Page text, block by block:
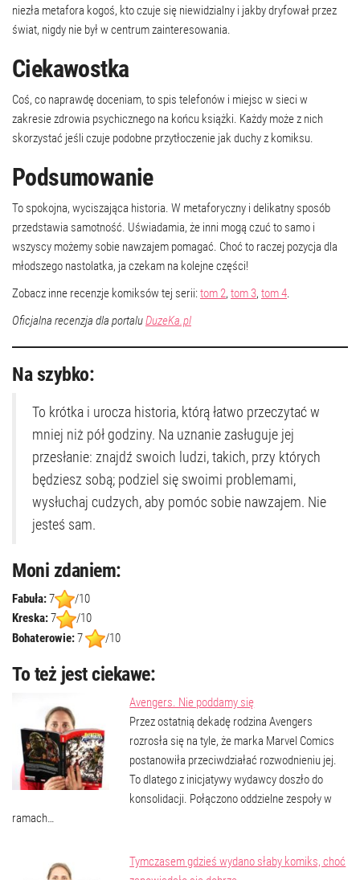
niezła metafora kogoś, kto czuje się niewidzialny i jakby dryfował przez
świat, nigdy nie był w centrum zainteresowania.
Ciekawostka
Coś, co naprawdę doceniam, to spis telefonów i miejsc w sieci w
zakresie zdrowia psychicznego na końcu książki. Każdy może z nich
skorzystać jeśli czuje podobne przytłoczenie jak duchy z komiksu.
Podsumowanie
To spokojna, wyciszająca historia. W metaforyczny i delikatny sposób
przedstawia samotność. Uświadamia, że inni mogą czuć to samo i
wszyscy możemy sobie nawzajem pomagać. Choć to raczej pozycja dla
młodszego nastolatka, ja czekam na kolejne części!
Zobacz inne recenzje komiksów tej serii:tom 2, tom 3, tom 4.
Oficjalna recenzja dla portaluDuzeKa.pl
Na szybko:
To krótka i urocza historia, którą łatwo przeczytać w
mniej niż pół godziny. Na uznanie zasługuje jej
przesłanie: znajdź swoich ludzi, takich, przy których
będziesz sobą; podziel się swoimi problemami,
wysłuchaj cudzych, aby pomóc sobie nawzajem. Nie
jesteś sam.
Moni zdaniem:
Fabuła:7
/10
Kreska:7
/10
Bohaterowie:7 /10
To też jest ciekawe:
Avengers. Nie poddamy się
Przez ostatnią dekadę rodzina Avengers
rozrosła się na tyle, że marka Marvel Comics
postanowiła przeciwdziałać rozwodnieniu jej.
To dlatego z inicjatywy wydawcy doszło do
konsolidacji. Połączono oddzielne zespoły w
ramach…
Tymczasem gdzieś wydano słaby komiks, choć